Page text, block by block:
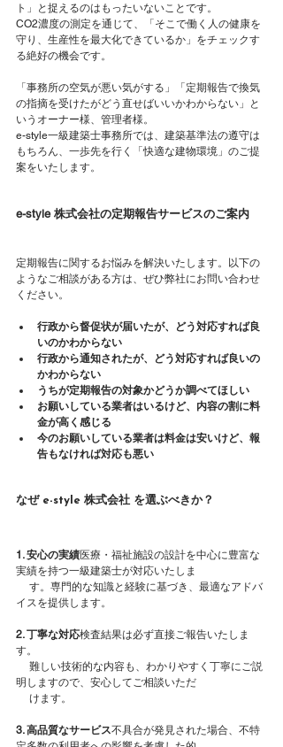
ト」と捉えるのはもったいないことです。
CO2濃度の測定を通じて、「そこで働く人の健康を
守り、生産性を最大化できているか」をチェックす
る絶好の機会です。
「事務所の空気が悪い気がする」「定期報告で換気
の指摘を受けたがどう直せばいいかわからない」と
いうオーナー様、管理者様。
e-style一級建築士事務所では、建築基準法の遵守は
もちろん、一歩先を行く「快適な建物環境」のご提
案をいたします。
e-style 株式会社の定期報告サービスのご案内
定期報告に関するお悩みを解決いたします。以下の
ようなご相談がある方は、ぜひ弊社にお問い合わせ
ください。
行政から督促状が届いたが、どう対応すれば良
いのかわからない
行政から通知されたが、どう対応すれば良いの
かわからない
うちが定期報告の対象かどうか調べてほしい
お願いしている業者はいるけど、内容の割に料
金が高く感じる
今のお願いしている業者は料金は安いけど、報
告もなければ対応も悪い
なぜ e-style 株式会社 を選ぶべきか？
1. 安心の実績医療・福祉施設の設計を中心に豊富な
実績を持つ一級建築士が対応いたしま
す。専門的な知識と経験に基づき、最適なアドバ
イスを提供します。
2. 丁寧な対応検査結果は必ず直接ご報告いたしま
す。
難しい技術的な内容も、わかりやすく丁寧にご説
明しますので、安心してご相談いただ
けます。
3. 高品質なサービス不具合が発見された場合、不特